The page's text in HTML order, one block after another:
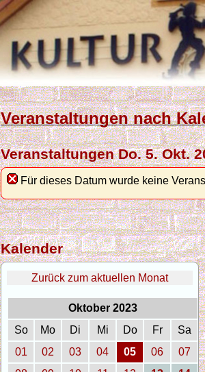
Veranstaltungen nach
Veranstaltungen Do. 5. Okt.
Für dieses Datum wurde keine
Kalender
Zurück zum aktuellen Monat
Oktober 2023
So
Mo Di Mi Do Fr
Sa
01
02 03 04 05 06
07